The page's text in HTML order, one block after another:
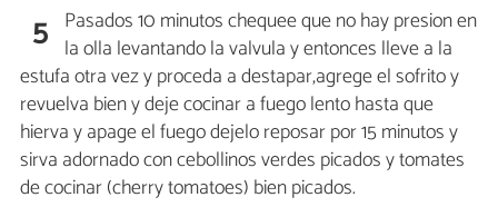
5 Pasados 10 minutos chequee que no hay presion en
la olla levantando la valvula y entonces lleve a la
estufa otra vez y proceda a destapar,agrege el sofrito y
revuelva bien y deje cocinar a fuego lento hasta que
hierva y apage el fuego dejelo reposar por 15 minutos y
sirva adornado con cebollinos verdes picados y tomates
de cocinar (cherry tomatoes) bien picados.